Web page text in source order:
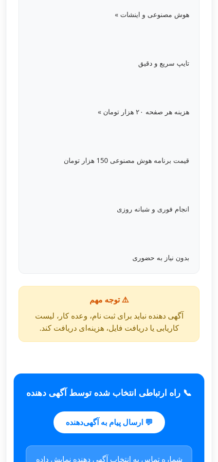
هوش مصنوعی و اینشات »
تایپ سریع و دقیق
هزینه هر صفحه ۲۰ هزار تومان »
قیمت برنامه هوش مصنوعی 150 هزار تومان
انجام فوری و شبانه روزی
بدون نیاز به حضوری
⚠️ توجه مهم
آگهی دهنده نباید برای ثبت نام، وعده کار، لیست
کاریابی یا دریافت فایل، هزینه‌ای دریافت کند.
📞 راه ارتباطی انتخاب شده توسط آگهی دهنده
💬 ارسال پیام به آگهی‌دهنده
شماره تماس به انتخاب آگهی دهنده نمایش داده